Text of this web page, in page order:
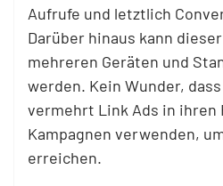
Aufrufe und letztlich
Darüber hinaus kann
mehreren Geräten und
werden. Kein Wunder,
vermehrt Link Ads in ihren
Kampagnen verwenden,
erreichen.